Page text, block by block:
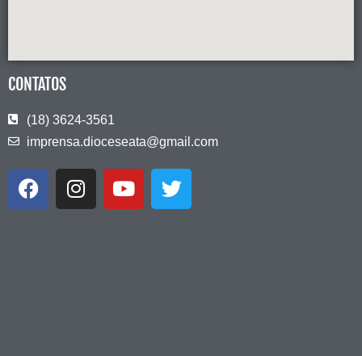
CONTATOS
(18) 3624-3561
imprensa.dioceseata@gmail.com